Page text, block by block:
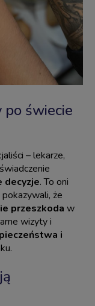
po świecie
– lekarze,
decyzje. To oni
że
przeszkoda w
wizyty i
i